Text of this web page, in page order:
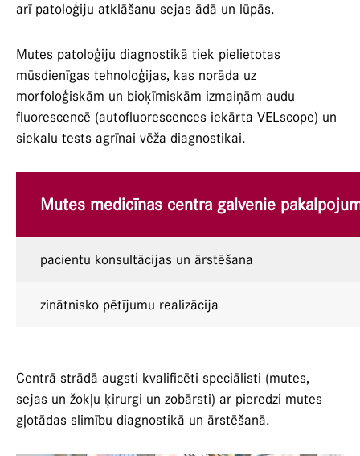
arī patoloģiju atklāšanu sejas ādā un lūpās.
Mutes patoloģiju diagnostikā tiek pielietotas
mūsdienīgas tehnoloģijas, kas norāda uz
morfoloģiskām un bioķīmiskām izmaiņām audu
fluorescencē (autofluorescences iekārta VELscope) un
siekalu tests agrīnai vēža diagnostikai.
Mutes medicīnas centra galvenie
pacientu konsultācijas un ārstēšana
zinātnisko pētījumu realizācija
Centrā strādā augsti kvalificēti speciālisti (mutes,
sejas un žokļu ķirurgi un zobārsti) ar pieredzi mutes
gļotādas slimību diagnostikā un ārstēšanā.